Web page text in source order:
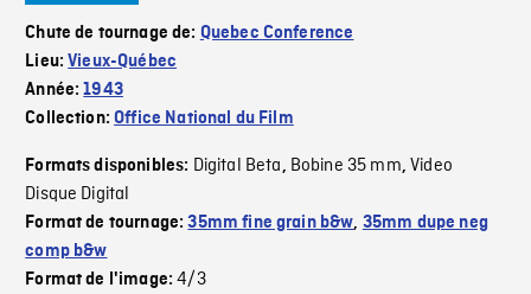
Chute de tournage de: Quebec Conference
Lieu:Vieux-Québec
Année:1943
Collection:Office National du Film
Formats disponibles: Digital Beta, Bobine 35 mm,Video
Disque Digital
Format de tournage:35mm fine grain b&w, 35mm dupe neg
comp b&w
Format de l'image:4/3